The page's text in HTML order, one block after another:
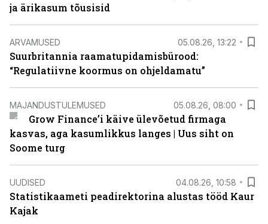
ja ärikasum tõusisid
ARVAMUSED 05.08.26, 13:22
Suurbritannia raamatupidamisbürood:
“Regulatiivne koormus on ohjeldamatu”
MAJANDUSTULEMUSED 05.08.26, 08:00
Grow Finance’i käive ülevõetud firmaga
kasvas, aga kasumlikkus langes | Uus siht on
Soome turg
UUDISED 04.08.26, 10:58
Statistikaameti peadirektorina alustas tööd Kaur
Kajak